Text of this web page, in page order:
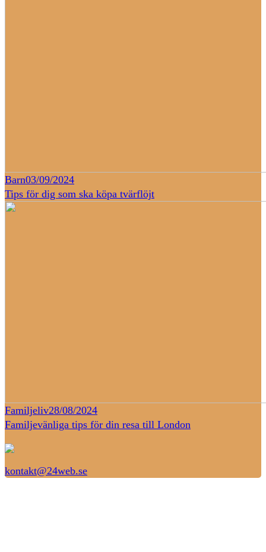
Barn03/09/2024
Tips för dig som ska köpa tvärflöjt
Familjeliv28/08/2024
Familjevänliga tips för din resa till London
kontakt@24web.se